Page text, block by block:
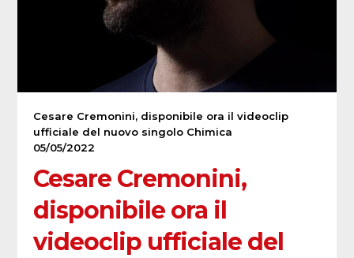
Cesare Cremonini, disponibile ora il videoclip
ufficiale del nuovo singolo Chimica
05/05/2022
Cesare Cremonini,
disponibile ora il
videoclip ufficiale del